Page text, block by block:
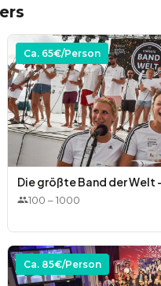
Ca. 65€/Person
Die größte Band der Welt
100 –1000
Ca. 85€/Person